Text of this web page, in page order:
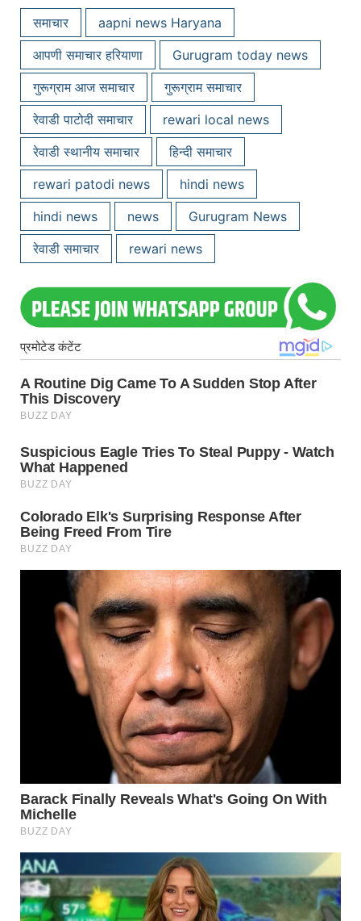
समाचार
aapni news Haryana
आपणी समाचार हरियाणा
Gurugram today news
गुरूग्राम आज समाचार
गुरूग्राम समाचार
रेवाडी पाटोदी समाचार
rewari local news
रेवाडी स्थानीय समाचार
हिन्दी समाचार
rewari patodi news
hindi news
hindi news
news
Gurugram News
रेवाडी समाचार
rewari news